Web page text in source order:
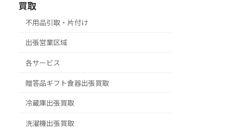
買取
不用品引取・片付け
出張営業区域
各サービス
贈答品ギフト食器出張買取
冷蔵庫出張買取
洗濯機出張買取